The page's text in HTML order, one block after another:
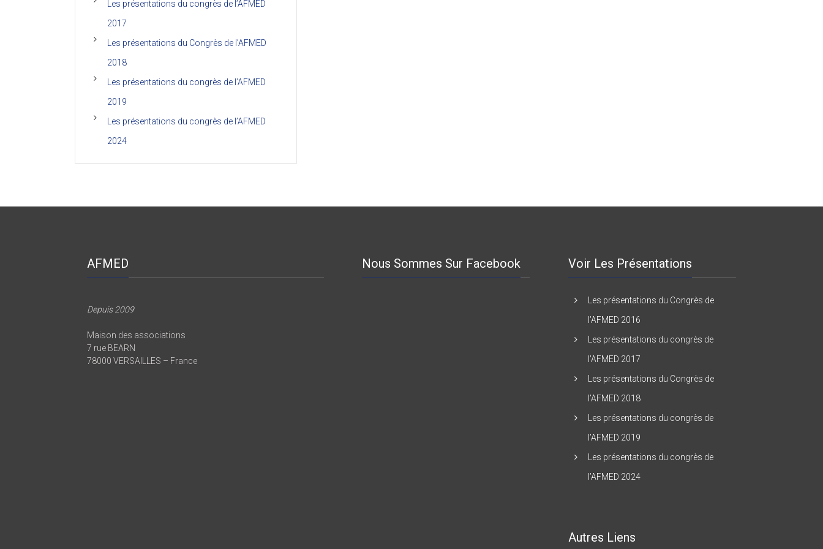
Les présentations du congrès de l’AFMED
2017
Les présentations du Congrès de l’AFMED
2018
Les présentations du congrès de l’AFMED
2019
Les présentations du congrès de l’AFMED
2024
AFMED
Depuis 2009
Maison des associations
7 rue BEARN
78000 VERSAILLES – France
Nous Sommes Sur Facebook Voir Les Présentations
Les présentations du Congrès de
l’AFMED 2016
Les présentations du congrès de
l’AFMED 2017
Les présentations du Congrès de
l’AFMED 2018
Les présentations du congrès de
l’AFMED 2019
Les présentations du congrès de
l’AFMED 2024
Autres Liens